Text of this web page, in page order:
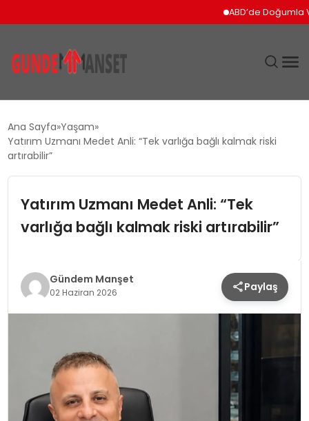
ABD’de Doğumla
DÜNYA
SPOR
YAŞAM
Ana Sayfa Yaşam
Yatırım Uzmanı Medet Anli: “Tek varlığa bağlı kalmak riski
artırabilir”
Yatırım Uzmanı Medet Anli: “Tek
varlığa bağlı kalmak riski artırabilir”
Gündem Manşet
02 Haziran 2026 Paylaş